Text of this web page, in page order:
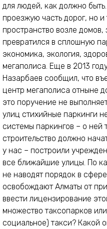
для людей, как должно
проезжую часть дорог, но
пространство возле домов,
превратился в сплошную
экономика, экология,
мегаполиса. Еще в 2013
Назарбаев сообщил, что
центр мегаполиса отныне
это поручение не
улиц стихийные паркинги
системы паркингов – о
строительство должно
у нас – построили
все ближайшие улицы. По
не наводят порядок в
освобождают Алматы от
ввести лицензирование
множество таксопарков
социальное) такси? Какой